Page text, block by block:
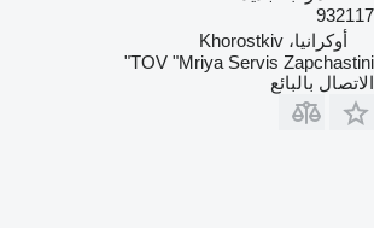
932117
أوكرانيا، Khorostkiv
TOV "Mriya Servis Zapchastini"
الاتصال بالبائع